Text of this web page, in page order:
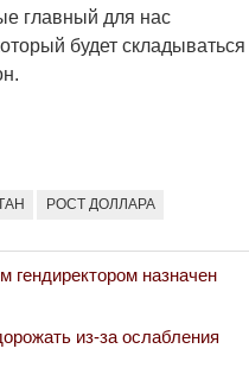
главный для нас
будет складываться
РОСТ ДОЛЛАРА
гендиректором назначен
из-за ослабления